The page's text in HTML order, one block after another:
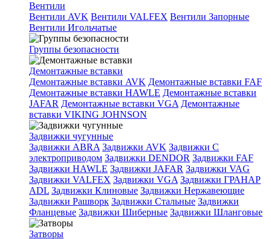
Вентили
Вентили AVK Вентили VALFEX Вентили Запорные
Вентили Игольчатые
Группы безопасности
Демонтажные вставки
Демонтажные вставки AVK Демонтажные вставки FAF
Демонтажные вставки HAWLE Демонтажные вставки
JAFAR Демонтажные вставки VGA Демонтажные
вставки VIKING JOHNSON
Задвижки чугунные
Задвижки ABRA Задвижки AVK Задвижки C
электроприводом Задвижки DENDOR Задвижки FAF
Задвижки HAWLE Задвижки JAFAR Задвижки VAG
Задвижки VALFEX Задвижки VGA Задвижки ГРАНАР
ADL Задвижки Клиновые Задвижки Нержавеющие
Задвижки Рашворк Задвижки Стальные Задвижки
Фланцевые Задвижки Шиберные Задвижки Шланговые
Затворы